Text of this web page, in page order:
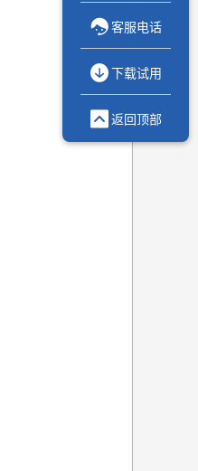
客服电话
下载试用
 返回顶部